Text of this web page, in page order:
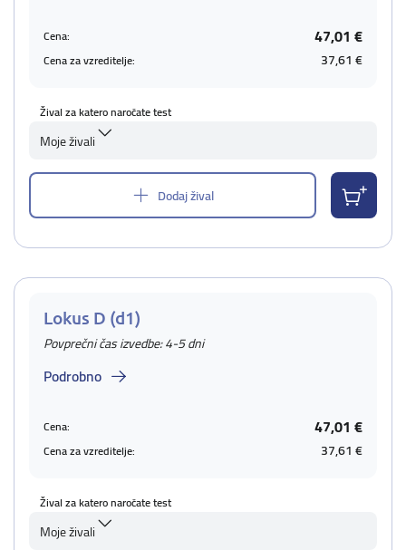
Cena: 47,01 €
Cena za vzreditelje: 37,61 €
Žival za katero naročate test
Moje živali
Dodaj žival
Lokus D (d1)
Povprečni čas izvedbe: 4-5 dni
Podrobno
Cena: 47,01 €
Cena za vzreditelje: 37,61 €
Žival za katero naročate test
Moje živali